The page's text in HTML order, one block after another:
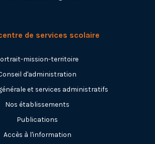
de services scolaire
mission-territoire
d'administration
et services administratifs
Nos établissements
Publications
Accès à l'information